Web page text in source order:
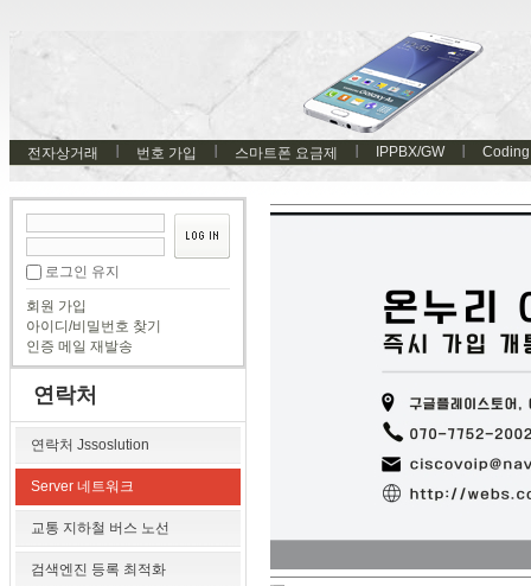
전자상거래 번호 가입 스마트폰 요금제 IPPBX/GW Coding
로그인 유지
회원 가입
아이디/비밀번호 찾기
인증 메일 재발송
연락처
연락처 Jssoslution
Server 네트워크
교통 지하철 버스 노선
검색엔진 등록 최적화